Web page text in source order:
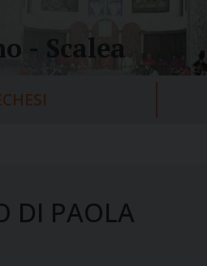
- Scalea
DI PAOLA